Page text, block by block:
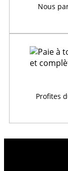
Nous
Profites